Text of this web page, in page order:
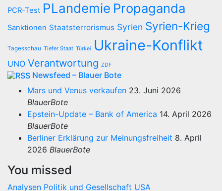
PCR-Test PLandemie Propaganda
Sanktionen Staatsterrorismus Syrien Syrien-Krieg
Tagesschau Tiefer Staat Türkei Ukraine-Konflikt
UNO Verantwortung ZDF
Newsfeed – Blauer Bote
Mars und Venus verkaufen 23. Juni 2026
BlauerBote
Epstein-Update – Bank of America 14. April 2026
BlauerBote
Berliner Erklärung zur Meinungsfreiheit 8. April
2026 BlauerBote
You missed
Analysen Politik und Gesellschaft USA